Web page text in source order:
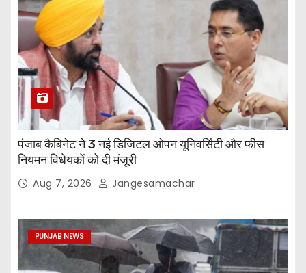
पंजाब कैबिनेट ने 3 नई डिजिटल ओपन यूनिवर्सिटी और फीस
नियमन विधेयकों को दी मंजूरी
Aug 7, 2026 Jangesamachar
PUNJAB NEWS